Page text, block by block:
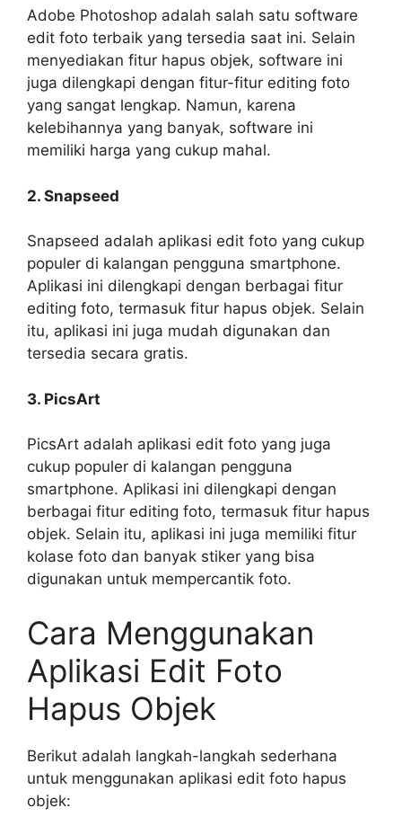
Adobe Photoshop adalah salah satu software
edit foto terbaik yang tersedia saat ini. Selain
menyediakan fitur hapus objek, software ini
juga dilengkapi dengan fitur-fitur editing foto
yang sangat lengkap. Namun, karena
kelebihannya yang banyak, software ini
memiliki harga yang cukup mahal.
2. Snapseed
Snapseed adalah aplikasi edit foto yang cukup
populer di kalangan pengguna smartphone.
Aplikasi ini dilengkapi dengan berbagai fitur
editing foto, termasuk fitur hapus objek. Selain
itu, aplikasi ini juga mudah digunakan dan
tersedia secara gratis.
3. PicsArt
PicsArt adalah aplikasi edit foto yang juga
cukup populer di kalangan pengguna
smartphone. Aplikasi ini dilengkapi dengan
berbagai fitur editing foto, termasuk fitur hapus
objek. Selain itu, aplikasi ini juga memiliki fitur
kolase foto dan banyak stiker yang bisa
digunakan untuk mempercantik foto.
Cara Menggunakan
Aplikasi Edit Foto
Hapus Objek
Berikut adalah langkah-langkah sederhana
untuk menggunakan aplikasi edit foto hapus
objek: